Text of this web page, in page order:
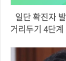
일단 확진자 발생이 급격히 늘어난 수도권 지역의 사회적
거리두기 4단